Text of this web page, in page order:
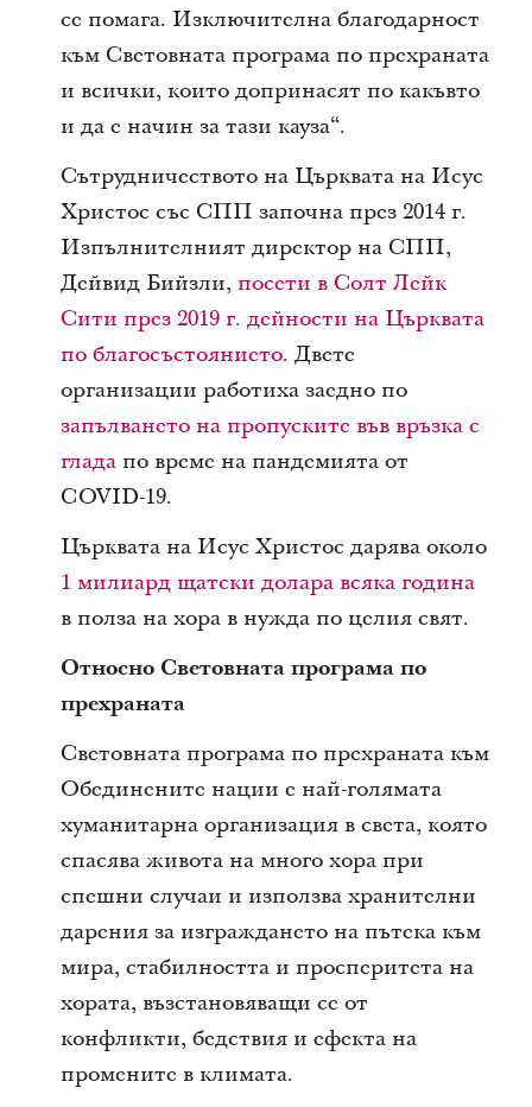
се помага. Изключителна благодарност
към Световната програма по прехраната
и всички, които допринасят по какъвто
и да е начин за тази кауза“.
Сътрудничеството на Църквата на Исус
Христос със СПП започна през 2014 г.
Изпълнителният директор на СПП,
Дейвид Бийзли, посети в Солт Лейк
Сити през 2019 г. дейности на Църквата
по благосъстоянието. Двете
организации работиха заедно по
запълването на пропуските във връзка с
гладапо време на пандемията от
COVID-19.
Църквата на Исус Христос дарява около
1 милиард щатски долара всяка година
в полза на хора в нужда по целия свят.
Относно Световната програма по
прехраната
Световната програма по прехраната към
Обединените нации е най-голямата
хуманитарна организация в света, която
спасява живота на много хора при
спешни случаи и използва хранителни
дарения за изграждането на пътека към
мира, стабилността и просперитета на
хората, възстановяващи се от
конфликти, бедствия и ефекта на
промените в климата.